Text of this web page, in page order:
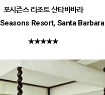
포시즌스 리조트 산타바바라
Resort, Santa Barbara
★★★★★